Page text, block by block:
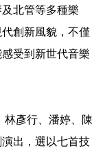
北管等多種樂
創新風貌，不僅
受到新世代音樂
林彥行、潘婷、陳
出，選以七首技